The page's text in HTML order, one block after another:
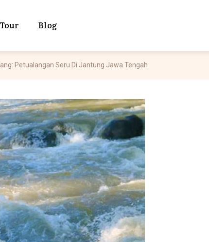
Tour Blog
Petualangan Seru Di Jantung Jawa Tengah